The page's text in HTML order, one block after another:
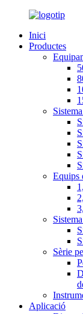
Inici
Productes
Equips
Sèrie
Aplicació